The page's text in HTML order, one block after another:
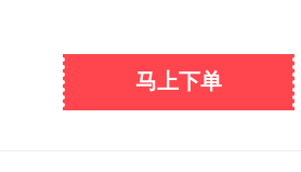
马上下单